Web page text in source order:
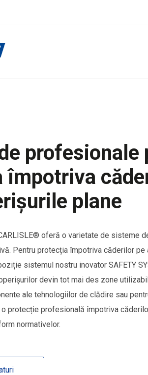
profesionale
împotriva
plane
oferă o varietate de sisteme
Pentru protecția împotriva căderilor pe
sistemul nostru inovator SAFETY
devin tot mai des zone
ale tehnologiilor de clădire sau
protecție profesională împotriva
normativelor.